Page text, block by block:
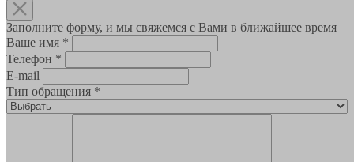
Заполните форму, и мы свяжемся с Вами в ближайшее время
Ваше имя *
Телефон *
E-mail
Тип обращения *